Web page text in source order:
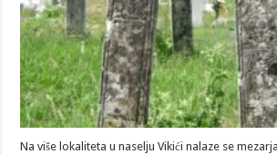
Na više lokaliteta u naselju Vikići nalaze se